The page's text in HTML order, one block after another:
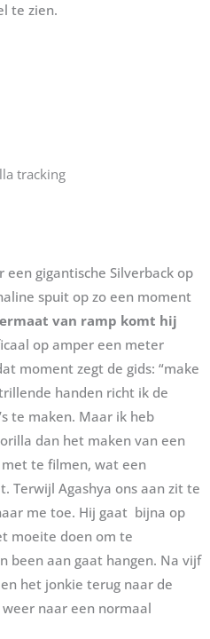
te zien.
gigantische Silverback op
spuit op zo een moment
van ramp komt hij
op amper een meter
moment zegt de gids: “make
handen richt ik de
te maken. Maar ik heb
dan het maken van een
te filmen, wat een
Terwijl Agashya ons aan zit te
me toe. Hij gaat bijna op
moeite doen om te
been aan gaat hangen. Na vijf
het jonkie terug naar de
naar een normaal